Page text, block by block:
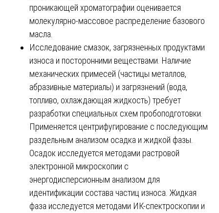
проникающей хроматографии оценивается
молекулярно-массовое распределение базового
масла.
Исследование смазок, загрязненных продуктами
износа и посторонними веществами. Наличие
механических примесей (частицы металлов,
абразивные материалы) и загрязнений (вода,
топливо, охлаждающая жидкость) требует
разработки специальных схем пробоподготовки.
Применяется центрифугирование с последующим
раздельным анализом осадка и жидкой фазы.
Осадок исследуется методами растровой
электронной микроскопии с
энергодисперсионным анализом для
идентификации состава частиц износа. Жидкая
фаза исследуется методами ИК-спектроскопии и